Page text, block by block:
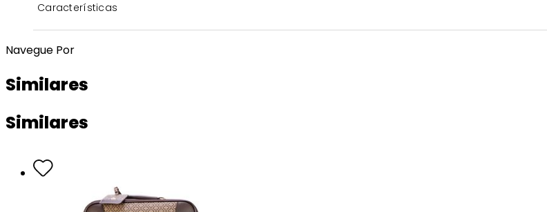
Características
Navegue Por
Similares
Similares